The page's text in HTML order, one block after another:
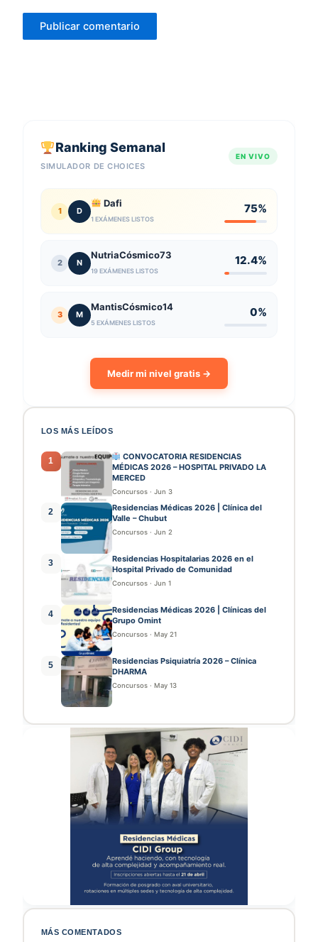
Ranking Semanal
SIMULADOR DE CHOICES
EN VIVO
1 D
Dafi
1 EXÁMENES LISTOS
75%
2 N
NutriaCósmico73
19 EXÁMENES LISTOS
12.4%
3 M
MantisCósmico14
5 EXÁMENES LISTOS
0%
Medir mi nivel gratis →
LOS MÁS LEÍDOS
1
CONVOCATORIA RESIDENCIAS
MÉDICAS 2026 – HOSPITAL PRIVADO LA
MERCED
Concursos · Jun 3
2
Residencias Médicas 2026 | Clínica del
Valle – Chubut
Concursos · Jun 2
3
Residencias Hospitalarias 2026 en el
Hospital Privado de Comunidad
Concursos · Jun 1
4
Residencias Médicas 2026 | Clínicas del
Grupo Omint
Concursos · May 21
5
Residencias Psiquiatría 2026 – Clínica
DHARMA
Concursos · May 13
MÁS COMENTADOS